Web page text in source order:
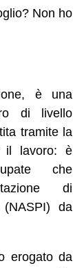
Non ho
è una
di livello
tramite la
il lavoro: è
che
di
(NASPI) da
erogato da